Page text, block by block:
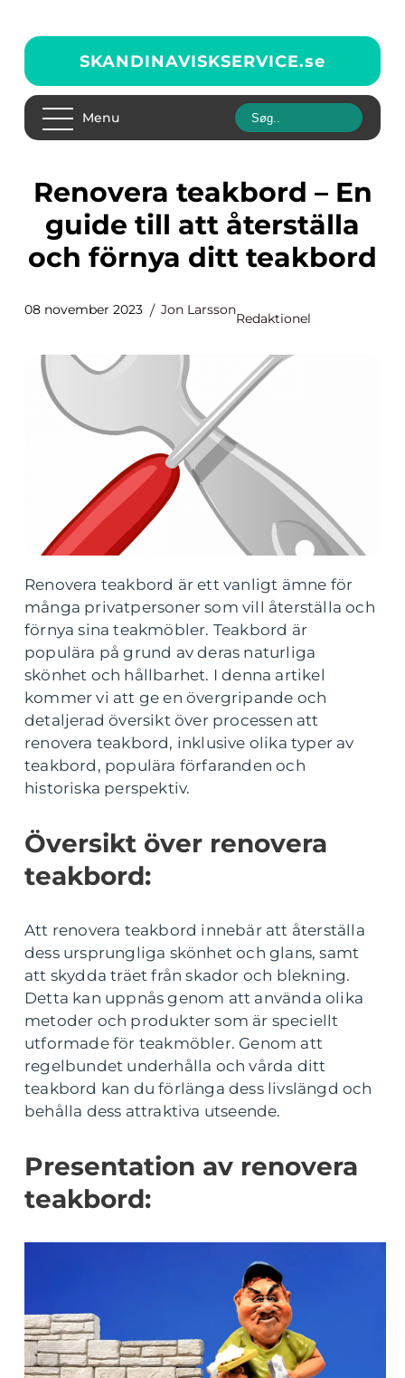
SKANDINAVISKSERVICE.se
Menu
Renovera teakbord – En
guide till att återställa
och förnya ditt teakbord
08 november 2023 Jon Larsson
Redaktionel
Renovera teakbord är ett vanligt ämne för
många privatpersoner som vill återställa och
förnya sina teakmöbler. Teakbord är
populära på grund av deras naturliga
skönhet och hållbarhet. I denna artikel
kommer vi att ge en övergripande och
detaljerad översikt över processen att
renovera teakbord, inklusive olika typer av
teakbord, populära förfaranden och
historiska perspektiv.
Översikt över renovera
teakbord:
Att renovera teakbord innebär att återställa
dess ursprungliga skönhet och glans, samt
att skydda träet från skador och blekning.
Detta kan uppnås genom att använda olika
metoder och produkter som är speciellt
utformade för teakmöbler. Genom att
regelbundet underhålla och vårda ditt
teakbord kan du förlänga dess livslängd och
behålla dess attraktiva utseende.
Presentation av renovera
teakbord: